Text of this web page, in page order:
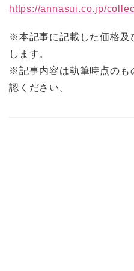
https://annasui.co.jp/
※本記事に記載した価格及
します。
※記事内容は執筆時点のも
認ください。